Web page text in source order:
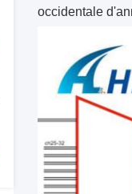
occidentale